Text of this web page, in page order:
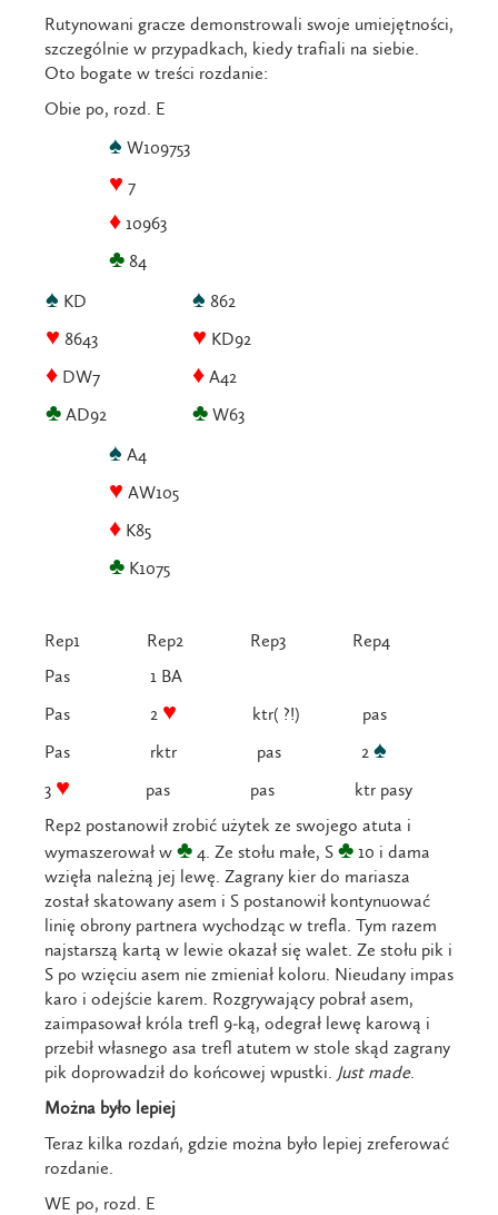
Rutynowani gracze demonstrowali swoje umiejętności,
szczególnie w przypadkach, kiedy trafiali na siebie.
Oto bogate w treści rozdanie:
Obie po, rozd. E
♠ W109753
♥ 7
♦ 10963
♣ 84
♠ KD
♥ 8643
♦ DW7
♣ AD92
♠ 862
♥ KD92
♦ A42
♣ W63
♠ A4
♥ AW105
♦ K85
♣ K1075
Rep1 Rep2 Rep3 Rep4
Pas 1 BA
Pas 2 ♥ ktr( ?!) pas
Pas rktr pas 2 ♠
3 ♥ pas pas ktr pasy
Rep2 postanowił zrobić użytek ze swojego atuta i
wymaszerował w ♣ 4. Ze stołu małe, S ♣ 10 i dama
wzięła należną jej lewę. Zagrany kier do mariasza
został skatowany asem i S postanowił kontynuować
linię obrony partnera wychodząc w trefla. Tym razem
najstarszą kartą w lewie okazał się walet. Ze stołu pik i
S po wzięciu asem nie zmieniał koloru. Nieudany impas
karo i odejście karem. Rozgrywający pobrał asem,
zaimpasował króla trefl 9-ką, odegrał lewę karową i
przebił własnego asa trefl atutem w stole skąd zagrany
pik doprowadził do końcowej wpustki. Just made.
Można było lepiej
Teraz kilka rozdań, gdzie można było lepiej zreferować
rozdanie.
WE po, rozd. E